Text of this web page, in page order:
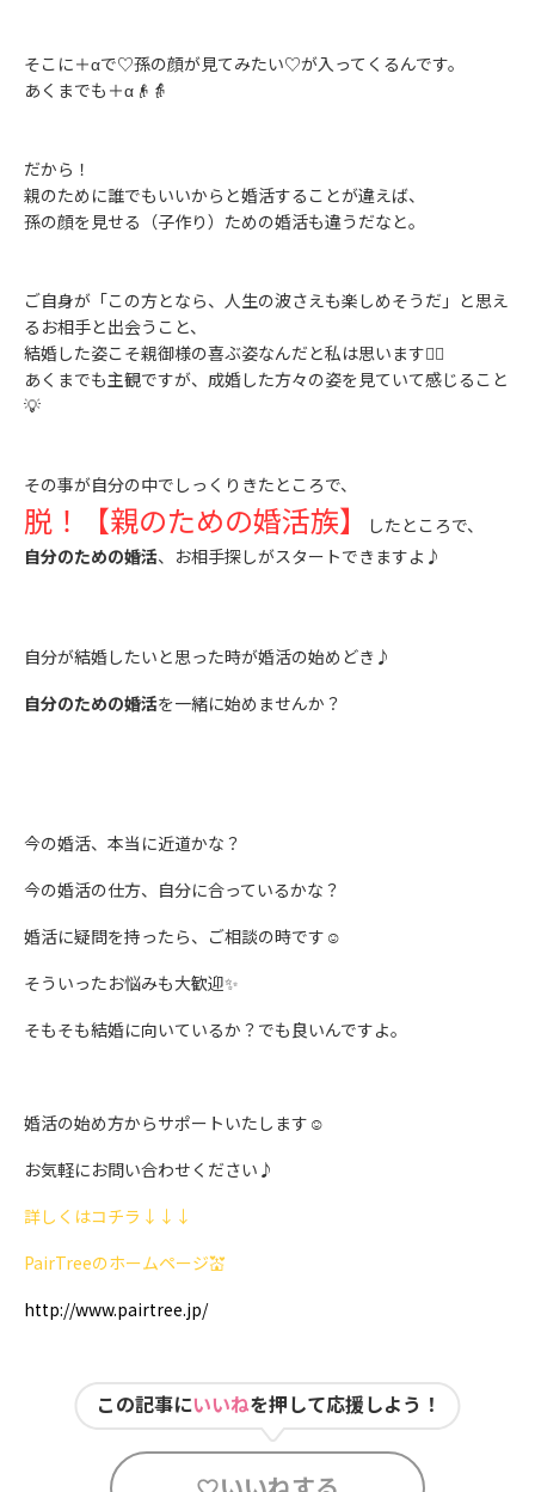
そこに＋αで♡孫の顔が見てみたい♡が入ってくるんです。
あくまでも＋α👴👵
だから！
親のために誰でもいいからと婚活することが違えば、
孫の顔を見せる（子作り）ための婚活も違うだなと。
ご自身が「この方となら、人生の波さえも楽しめそうだ」と思え
るお相手と出会うこと、
結婚した姿こそ親御様の喜ぶ姿なんだと私は思います💁‍♀️
あくまでも主観ですが、成婚した方々の姿を見ていて感じること
💡
その事が自分の中でしっくりきたところで、
脱！【親のための婚活族】
したところで、
自分のための婚活、お相手探しがスタートできますよ♪
自分が結婚したいと思った時が婚活の始めどき♪
自分のための婚活を一緒に始めませんか？
今の婚活、本当に近道かな？
今の婚活の仕方、自分に合っているかな？
婚活に疑問を持ったら、ご相談の時です☺︎
そういったお悩みも大歓迎✨
そもそも結婚に向いているか？でも良いんですよ。
婚活の始め方からサポートいたします☺︎
お気軽にお問い合わせください♪
詳しくはコチラ↓↓↓
PairTreeのホームページ💒
http://www.pairtree.jp/
この記事にいいねを押して応援しよう！